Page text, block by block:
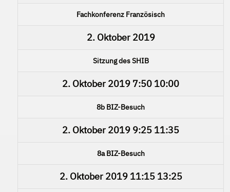
Fachkonferenz Französisch
2. Oktober 2019
Sitzung des SHIB
2. Oktober 2019 7:50 10:00
8b BIZ-Besuch
2. Oktober 2019 9:25 11:35
8a BIZ-Besuch
2. Oktober 201911:15 13:25